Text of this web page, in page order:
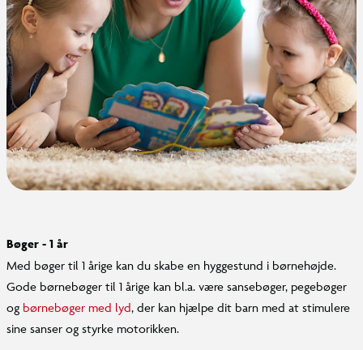
Bøger - 1 år
Med bøger til 1 årige kan du skabe en hyggestund i børnehøjde.
Gode børnebøger til 1 årige kan bl.a. være sansebøger, pegebøger
og børnebøger med lyd, der kan hjælpe dit barn med at stimulere
sine sanser og styrke motorikken.